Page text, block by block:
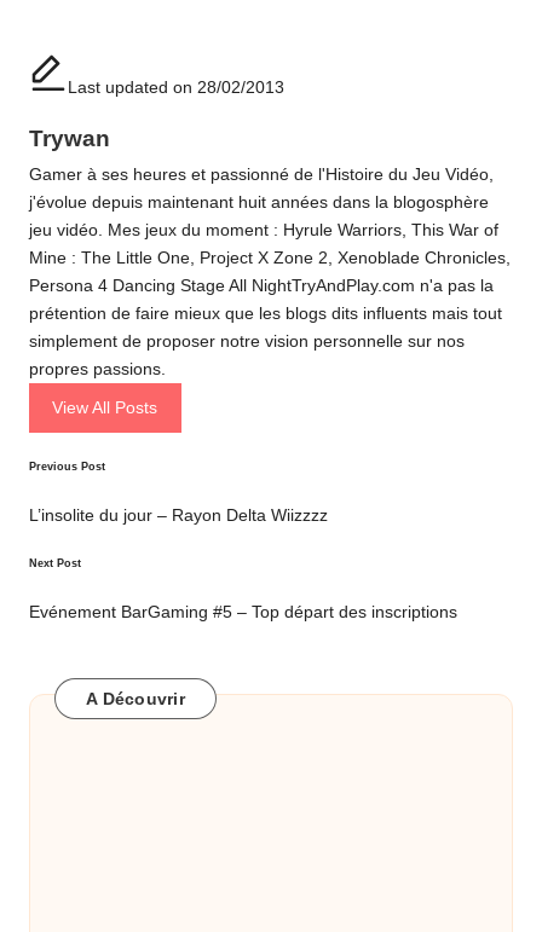
Last updated on 28/02/2013
Trywan
Gamer à ses heures et passionné de l'Histoire du Jeu Vidéo,
j'évolue depuis maintenant huit années dans la blogosphère
jeu vidéo. Mes jeux du moment : Hyrule Warriors, This War of
Mine : The Little One, Project X Zone 2, Xenoblade Chronicles,
Persona 4 Dancing Stage All NightTryAndPlay.com n'a pas la
prétention de faire mieux que les blogs dits influents mais tout
simplement de proposer notre vision personnelle sur nos
propres passions.
View All Posts
Post
navigation
Previous Post
L’insolite du jour – Rayon Delta Wiizzzz
Next Post
Evénement BarGaming #5 – Top départ des inscriptions
A Découvrir